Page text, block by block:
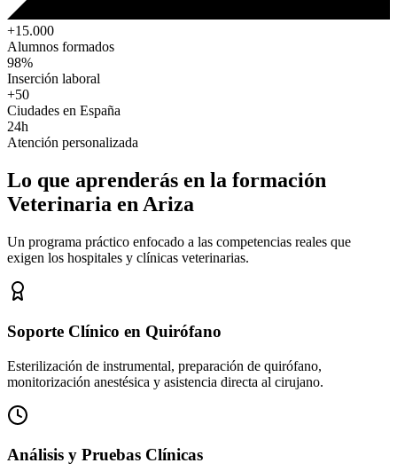
+15.000
Alumnos formados
98%
Inserción laboral
+50
Ciudades en España
24h
Atención personalizada
Lo que aprenderás en la formación
Veterinaria en Ariza
Un programa práctico enfocado a las competencias reales que
exigen los hospitales y clínicas veterinarias.
Soporte Clínico en Quirófano
Esterilización de instrumental, preparación de quirófano,
monitorización anestésica y asistencia directa al cirujano.
Análisis y Pruebas Clínicas